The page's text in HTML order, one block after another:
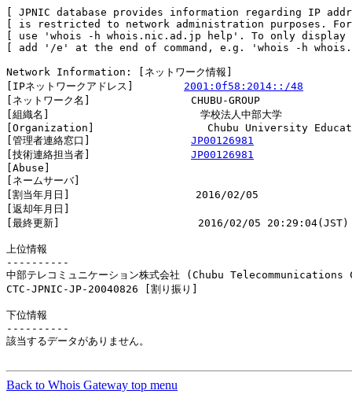
[ JPNIC database provides information regarding IP
[ is restricted to network administration purposes.
[ use 'whois -h whois.nic.ad.jp help'. To only
[ add '/e' at the end of command, e.g. 'whois -h
Network Information: [ネットワーク情報]
[IPネットワークアドレス] 2001:0f58:2014::/48
[ネットワーク名]                CHUBU-GROUP
[組織名]                        学校法人中部大学
[Organization]                  Chubu University
[管理者連絡窓口] JP00126981
[技術連絡担当者] JP00126981
[Abuse]
[ネームサーバ]
[割当年月日]                    2016/02/05
[返却年月日]
[最終更新]                      2016/02/05 20:29:04(JST)
上位情報
----------
中部テレコミュニケーション株式会社 (Chubu
CTC-JPNIC-JP-20040826 [割り
下位情報
----------
該当するデータがありません。
Back to Whois Gateway top menu